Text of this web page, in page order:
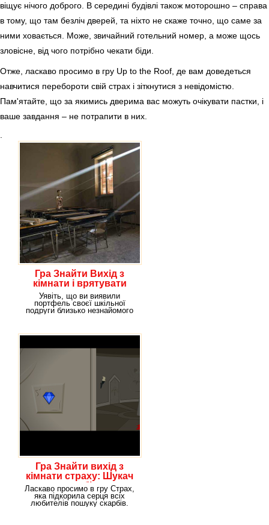
віщує нічого доброго. В середині будівлі також моторошно – справа
в тому, що там безліч дверей, та ніхто не скаже точно, що саме за
ними ховається. Може, звичайний готельний номер, а може щось
зловісне, від чого потрібно чекати біди.
Отже, ласкаво просимо в гру Up to the Roof, де вам доведеться
навчитися перебороти свій страх і зіткнутися з невідомістю.
Пам'ятайте, що за якимись дверима вас можуть очікувати пастки, і
ваше завдання – не потрапити в них.
Гра Знайти Вихід з
кімнати і врятувати
друга
Уявіть, що ви виявили
портфель своєї шкільної
подруги близько незнайомого
Гра Знайти вихід з
кімнати страху: Шукач
скарбів
Ласкаво просимо в гру Страх,
яка підкорила серця всіх
любителів пошуку скарбів.